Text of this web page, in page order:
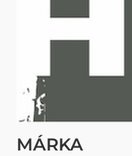
MÁRKA